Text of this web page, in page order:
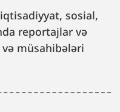
sosial,
reportajlar və
müsahibələri